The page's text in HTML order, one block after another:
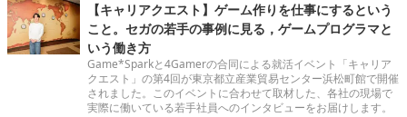
【キャリアクエスト】ゲーム作りを仕事にするという
こと。セガの若手の事例に見る，ゲームプログラマと
いう働き方
Game*Sparkと4Gamerの合同による就活イベント「キャリア
クエスト」の第4回が東京都立産業貿易センター浜松町館で開催
されました。このイベントに合わせて取材した、各社の現場で
実際に働いている若手社員へのインタビューをお届けします。